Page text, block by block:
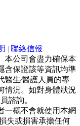
| 聯絡信報
本公司會盡力確保本
含保證該等資訊均準
醫生∕醫護人員的專
情況。如對身體狀況
諮詢。
一概不會就使用本網
失或損害承擔任何